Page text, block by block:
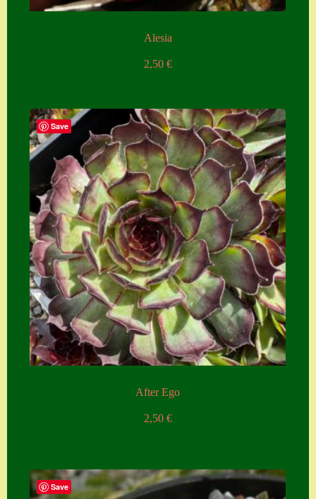
Alesia
2,50 €
Save
After Ego
2,50 €
Save